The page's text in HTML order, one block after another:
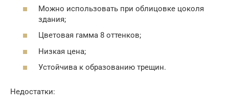
Можно использовать при облицовке цоколя
здания;
Цветовая гамма 8 оттенков;
Низкая цена;
Устойчива к образованию трещин.
Недостатки: